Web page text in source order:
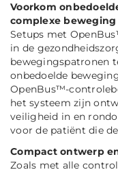
Voorkom
complexe beweging
Setups met
in de
bewegingspatronen
onbedoelde
OpenBus™-
het systeem zijn
veiligheid in en
voor de patiënt die
Compact ontwerp
Zoals met alle